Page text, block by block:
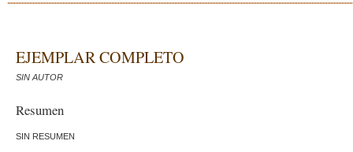
EJEMPLAR COMPLETO
SIN AUTOR
Resumen
SIN RESUMEN